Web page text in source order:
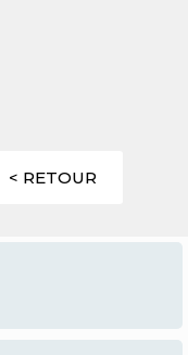
< RETOUR